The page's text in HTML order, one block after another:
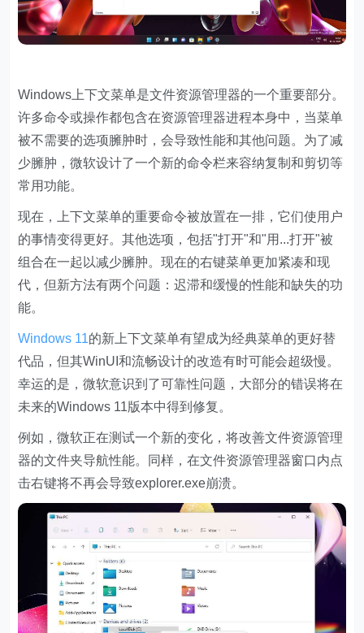
Windows上下文菜单是文件资源管理器的一个重要部分。
许多命令或操作都包含在资源管理器进程本身中，当菜单
被不需要的选项臃肿时，会导致性能和其他问题。为了减
少臃肿，微软设计了一个新的命令栏来容纳复制和剪切等
常用功能。
现在，上下文菜单的重要命令被放置在一排，它们使用户
的事情变得更好。其他选项，包括"打开"和"用...打开"被
组合在一起以减少臃肿。现在的右键菜单更加紧凑和现
代，但新方法有两个问题：迟滞和缓慢的性能和缺失的功
能。
Windows 11的新上下文菜单有望成为经典菜单的更好替
代品，但其WinUI和流畅设计的改造有时可能会超级慢。
幸运的是，微软意识到了可靠性问题，大部分的错误将在
未来的Windows 11版本中得到修复。
例如，微软正在测试一个新的变化，将改善文件资源管理
器的文件夹导航性能。同样，在文件资源管理器窗口内点
击右键将不再会导致explorer.exe崩溃。